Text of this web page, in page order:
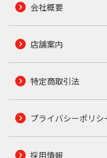
会社概要
店舗案内
特定商取引法
プライバシーポリシ
採用情報